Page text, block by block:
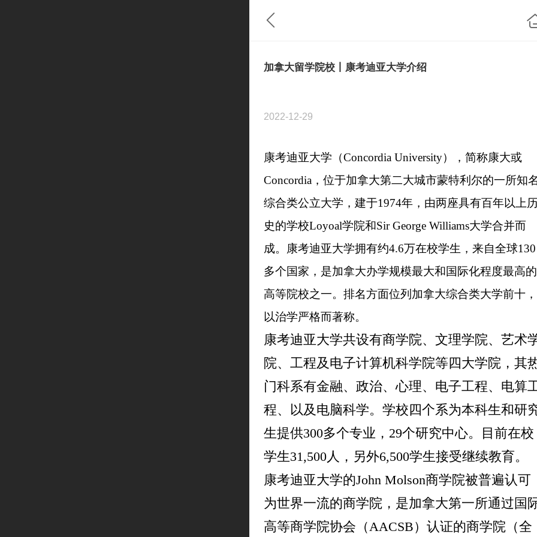
加拿大留学院校丨康考迪亚大学介绍
2022-12-29
康考迪亚大学（Concordia University），简称康大或
Concordia ，位于加拿大第二大城市蒙特利尔的一所知
综合类公立大学，建于1974年，由两座具有百年以上
史的学校Loyoal学院和Sir George Williams大学合并而
成。康考迪亚大学拥有约4.6万在校学生，来自全球130
多个国家，是加拿大办学规模最大和国际化程度最高的
高等院校之一。排名方面位列加拿大综合类大学前十，
以治学严格而著称。
康考迪亚大学共设有商学院、文理学院、艺术
院、工程及电子计算机科学院等四大学院，其
门科系有金融、政治、心理、电子工程、电算
程、以及电脑科学。学校四个系为本科生和研
生提供300多个专业， 29个研究中心。目前在校
学生31,500人，另外6,500学生接受继续教育。
康考迪亚大学的John Molson商学院被普遍认可
为世界一流的商学院，是加拿大第一所通过国
高等商学院协会（ AACSB）认证的商学院（全